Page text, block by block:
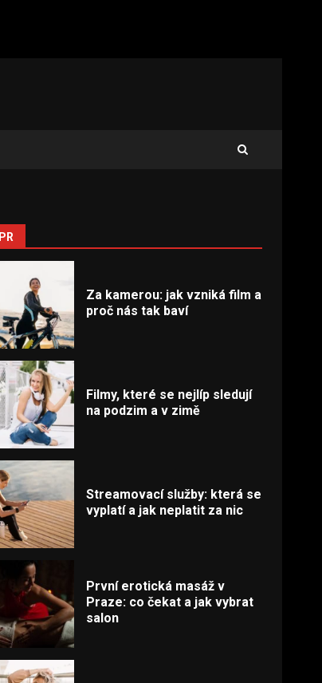
PR
Za kamerou: jak vzniká film a
proč nás tak baví
Filmy, které se nejlíp sledují
na podzim a v zimě
Streamovací služby: která se
vyplatí a jak neplatit za nic
První erotická masáž v
Praze: co čekat a jak vybrat
salon